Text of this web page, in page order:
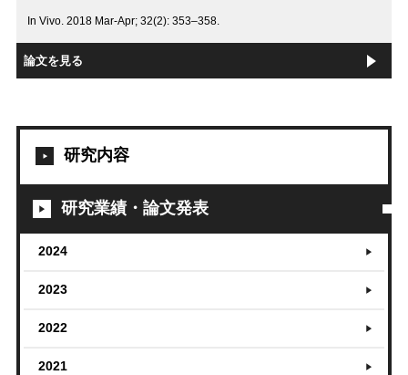
In Vivo. 2018 Mar-Apr; 32(2): 353–358.
論文を見る
研究内容
研究業績・論文発表
2024
2023
2022
2021